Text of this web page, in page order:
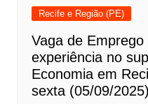
Recife e Região (PE)
Vaga de
experiência no
Economia em
sexta (05/09/2025)